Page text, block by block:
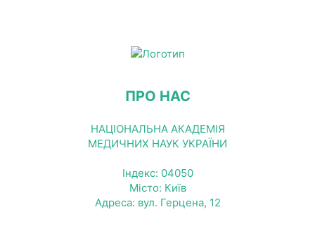
ПРО НАС
НАЦІОНАЛЬНА АКАДЕМІЯ
МЕДИЧНИХ НАУК УКРАЇНИ
Індекс: 04050
Місто: Київ
Адреса: вул. Герцена, 12